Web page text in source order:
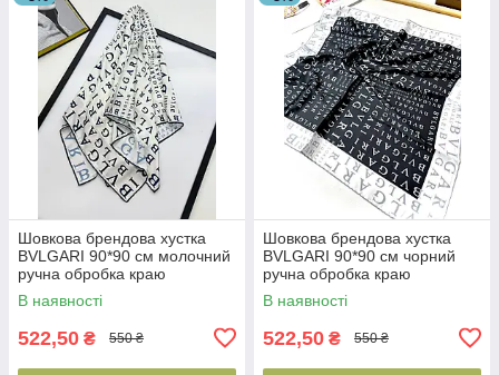
Шовкова брендова хустка
BVLGARI 90*90 см молочний
ручна обробка краю
В наявності
522,50 ₴ 550 ₴
Шовкова брендова хустка
BVLGARI 90*90 см чорний
ручна обробка краю
В наявності
522,50 ₴ 550 ₴